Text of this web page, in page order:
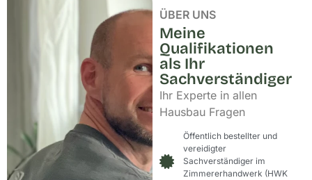
ÜBER UNS
Meine
Qualifikationen
als Ihr
Sachverständiger
Ihr Experte in allen
Hausbau Fragen
Öffentlich bestellter und
vereidigter
Sachverständiger im
Zimmererhandwerk (HWK